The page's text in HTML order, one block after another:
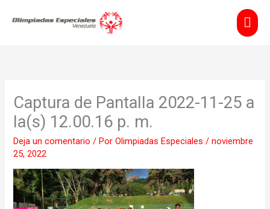
Captura de Pantalla 2022-11-25 a
la(s) 12.00.16 p. m.
Deja un comentario / PorOlimpiadas Especiales/noviembre
25, 2022